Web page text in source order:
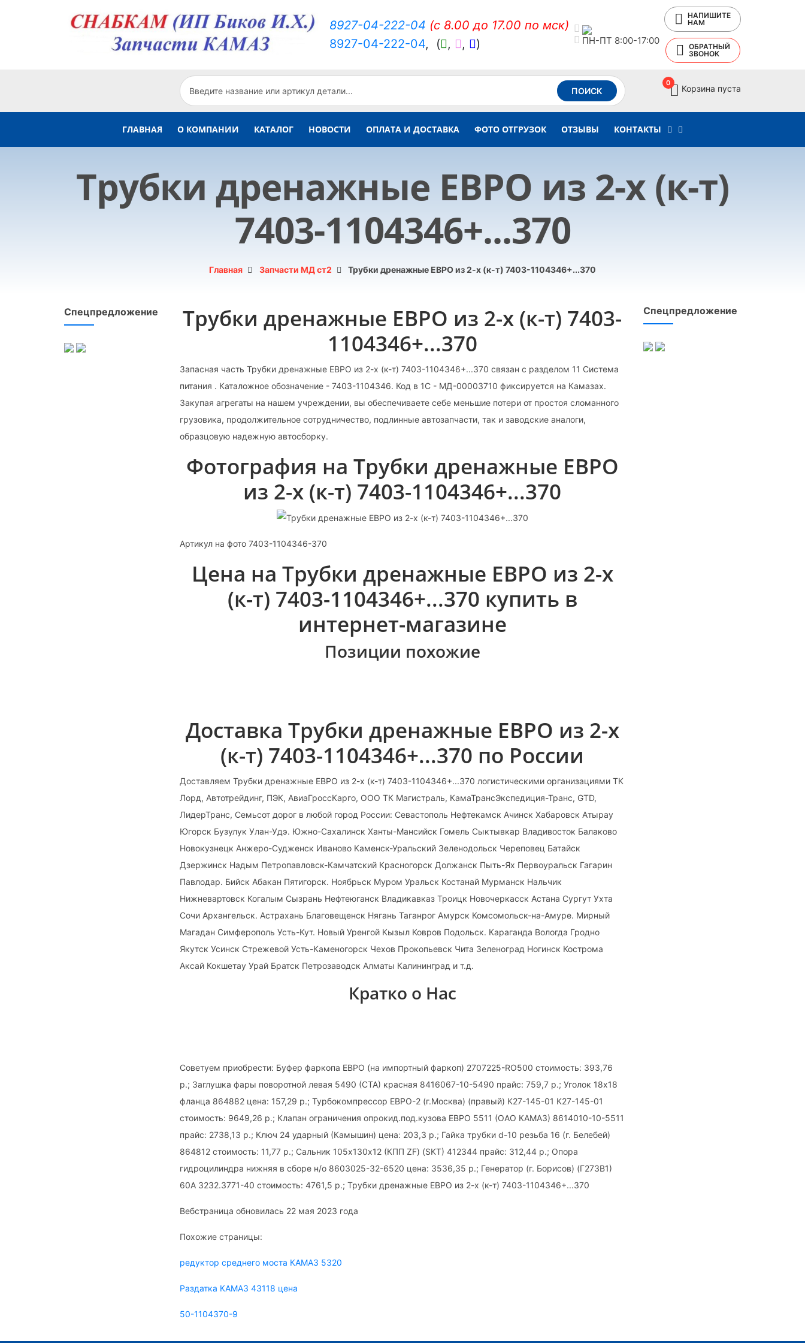
8927-04-222-04 (c 8.00 до 17.00 по мск)
8927-04-222-04, ( , , ) ПН-ПТ 8:00-17:00
НАПИШИТЕ
НАМ
ОБРАТНЫЙ
ЗВОНОК
ПОИСК
0
Корзина пуста
ГЛАВНАЯ О КОМПАНИИ КАТАЛОГ НОВОСТИ ОПЛАТА И ДОСТАВКА ФОТО ОТГРУЗОК ОТЗЫВЫ КОНТАКТЫ
Трубки дренажные ЕВРО из 2-х (к-т)
7403-1104346+...370
Главная Запчасти МД ст2 Трубки дренажные ЕВРО из 2-х (к-т) 7403-1104346+...370
Спецпредложение
Трубки дренажные ЕВРО из 2-х (к-т) 7403-
1104346+...370
Запасная часть Трубки дренажные ЕВРО из 2-х (к-т) 7403-1104346+...370 связан с разделом 11 Система
питания . Каталожное обозначение - 7403-1104346. Код в 1С - МД-00003710 фиксируется на Камазах.
Закупая агрегаты на нашем учреждении, вы обеспечиваете себе меньшие потери от простоя сломанного
грузовика, продолжительное сотрудничество, подлинные автозапчасти, так и заводские аналоги,
образцовую надежную автосборку.
Фотография на Трубки дренажные ЕВРО
из 2-х (к-т) 7403-1104346+...370
Артикул на фото 7403-1104346-370
Цена на Трубки дренажные ЕВРО из 2-х
(к-т) 7403-1104346+...370 купить в
интернет-магазине
Позиции похожие
Доставка Трубки дренажные ЕВРО из 2-х
(к-т) 7403-1104346+...370 по России
Доставляем Трубки дренажные ЕВРО из 2-х (к-т) 7403-1104346+...370 логистическими организациями ТК
Лорд, Автотрейдинг, ПЭК, АвиаГроссКарго, ООО ТК Магистраль, КамаТрансЭкспедиция-Транс, GTD,
ЛидерТранс, Семьсот дорог в любой город России: Севастополь Нефтекамск Ачинск Хабаровск Атырау
Югорск Бузулук Улан-Удэ. Южно-Сахалинск Ханты-Мансийск Гомель Сыктывкар Владивосток Балаково
Новокузнецк Анжеро-Судженск Иваново Каменск-Уральский Зеленодольск Череповец Батайск
Дзержинск Надым Петропавловск-Камчатский Красногорск Должанск Пыть-Ях Первоуральск Гагарин
Павлодар. Бийск Абакан Пятигорск. Ноябрьск Муром Уральск Костанай Мурманск Нальчик
Нижневартовск Когалым Сызрань Нефтеюганск Владикавказ Троицк Новочеркасск Астана Сургут Ухта
Сочи Архангельск. Астрахань Благовещенск Нягань Таганрог Амурск Комсомольск-на-Амуре. Мирный
Магадан Симферополь Усть-Кут. Новый Уренгой Кызыл Ковров Подольск. Караганда Вологда Гродно
Якутск Усинск Стрежевой Усть-Каменогорск Чехов Прокопьевск Чита Зеленоград Ногинск Кострома
Аксай Кокшетау Урай Братск Петрозаводск Алматы Калининград и т.д.
Кратко о Нас
Советуем приобрести: Буфер фаркопа ЕВРО (на импортный фаркоп) 2707225-RO500 стоимость: 393,76
р.; Заглушка фары поворотной левая 5490 (СТА) красная 8416067-10-5490 прайс: 759,7 р.; Уголок 18х18
фланца 864882 цена: 157,29 р.; Турбокомпрессор ЕВРО-2 (г.Москва) (правый) К27-145-01 К27-145-01
стоимость: 9649,26 р.; Клапан ограничения опрокид.под.кузова ЕВРО 5511 (ОАО КАМАЗ) 8614010-10-5511
прайс: 2738,13 р.; Ключ 24 ударный (Камышин) цена: 203,3 р.; Гайка трубки d-10 резьба 16 (г. Белебей)
864812 стоимость: 11,77 р.; Сальник 105х130х12 (КПП ZF) (SKT) 412344 прайс: 312,44 р.; Опора
гидроцилиндра нижняя в сборе н/о 8603025-32-6520 цена: 3536,35 р.; Генератор (г. Борисов) (Г273В1)
60А 3232.3771-40 стоимость: 4761,5 р.; Трубки дренажные ЕВРО из 2-х (к-т) 7403-1104346+...370
Вебстраница обновилась 22 мая 2023 года
Похожие страницы:
редуктор среднего моста КАМАЗ 5320
Раздатка КАМАЗ 43118 цена
50-1104370-9
Спецпредложение